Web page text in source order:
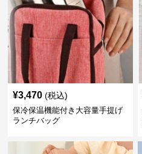
¥3,470 (税込)
保冷保温機能付き大容量手提げ
ランチバッグ